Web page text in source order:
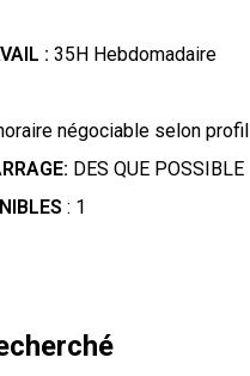
: 35H Hebdomadaire
négociable selon profil
DES QUE POSSIBLE
: 1